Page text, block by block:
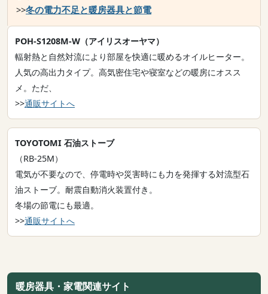
>>冬の電力不足と暖房器具と節電
POH-S1208M-W（アイリスオーヤマ）
輻射熱と自然対流により部屋を快適に暖めるオイルヒーター。
人気の高出力タイプ。高気密住宅や寝室などの暖房にオスス
メ。ただ、
>>通販サイトへ
TOYOTOMI 石油ストーブ
（RB-25M）
電気が不要なので、停電時や災害時にも力を発揮する対流型石
油ストーブ。耐震自動消火装置付き。
冬場の節電にも最適。
>>通販サイトへ
暖房器具・家電関連サイト